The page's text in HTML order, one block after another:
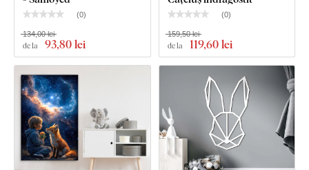
(0)
de la 93,80 lei
134,00 lei
(0)
de la 119,60 lei
159,50 lei